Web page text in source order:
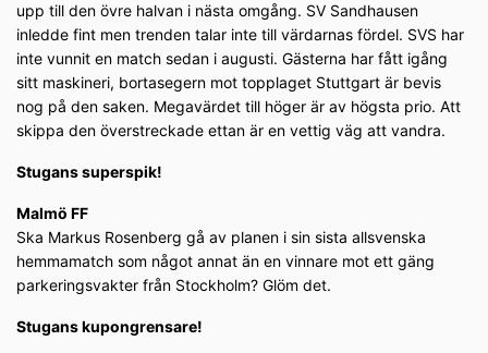
upp till den övre halvan i nästa omgång. SV Sandhausen
inledde fint men trenden talar inte till värdarnas fördel. SVS har
inte vunnit en match sedan i augusti. Gästerna har fått igång
sitt maskineri, bortasegern mot topplaget Stuttgart är bevis
nog på den saken. Megavärdet till höger är av högsta prio. Att
skippa den överstreckade ettan är en vettig väg att vandra.
Stugans superspik!
Malmö FF
Ska Markus Rosenberg gå av planen i sin sista allsvenska
hemmamatch som något annat än en vinnare mot ett gäng
parkeringsvakter från Stockholm? Glöm det.
Stugans kupongrensare!